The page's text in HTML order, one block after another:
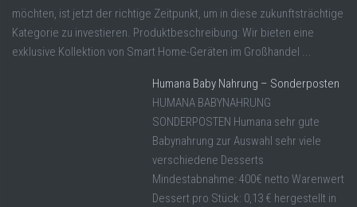
möchten, ist jetzt der richtige Zeitpunkt, um in diese zukunftsträchtige
Kategorie zu investieren. Produktbeschreibung: Wir bieten eine
exklusive Kollektion von Smart Home-Geräten im Großhandel ...
Humana Baby Nahrung – Sonderposten
HUMANA BABYNAHRUNG
SONDERPOSTEN Humana sehr gute
Babynahrung zur Auswahl sehr viele
verschiedene Desserts
Mindestabnahme: 400€ netto Warenwert
Dessert pro Stück: 0,13 € hergestellt in